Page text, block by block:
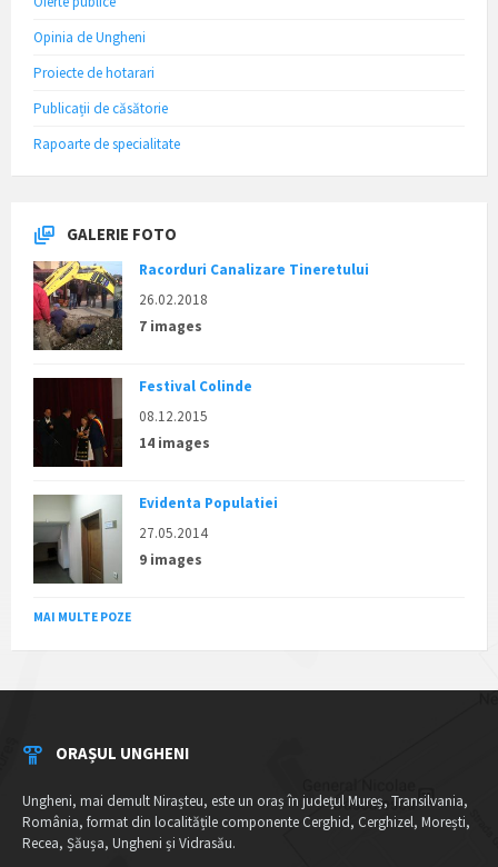
Opinia de Ungheni
Proiecte de hotarari
Publicații de căsătorie
Rapoarte de specialitate
GALERIE FOTO
Racorduri Canalizare Tineretului
26.02.2018
7 images
Festival Colinde
08.12.2015
14 images
Evidenta Populatiei
27.05.2014
9 images
MAI MULTE POZE
ORAȘUL UNGHENI
Ungheni, mai demult Nirașteu, este un oraș în județul Mureș, Transilvania,
România, format din localitățile componente Cerghid, Cerghizel, Morești,
Recea, Șăușa, Ungheni și Vidrasău.